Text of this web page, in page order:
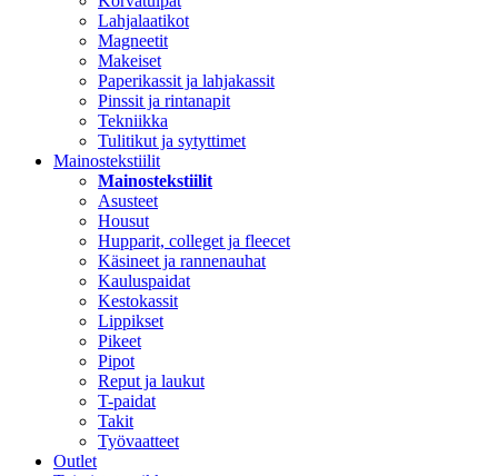
Lahjalaatikot
Magneetit
Makeiset
Paperikassit ja lahjakassit
Pinssit ja rintanapit
Tekniikka
Tulitikut ja sytyttimet
Mainostekstiilit
Mainostekstiilit
Asusteet
Housut
Hupparit, colleget ja fleecet
Käsineet ja rannenauhat
Kauluspaidat
Kestokassit
Lippikset
Pikeet
Pipot
Reput ja laukut
T-paidat
Takit
Työvaatteet
Outlet